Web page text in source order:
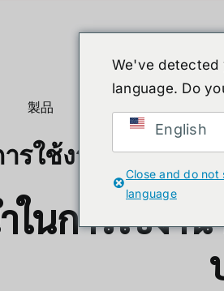
製品
รใช้งาน Meta
นการใช้งา
We've detected
language. Do
English
Close and do not
language